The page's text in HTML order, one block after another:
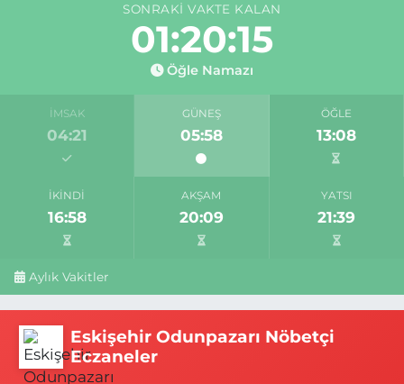
SONRAKI VAKTE KALAN
01:20:14
Öğle Namazı
İMSAK
04:21
GÜNEŞ
05:58
ÖĞLE
13:08
İKINDI
16:58
AKŞAM
20:09
YATSI
21:39
Aylık Vakitler
Eskişehir Odunpazarı Nöbetçi
Eczaneler